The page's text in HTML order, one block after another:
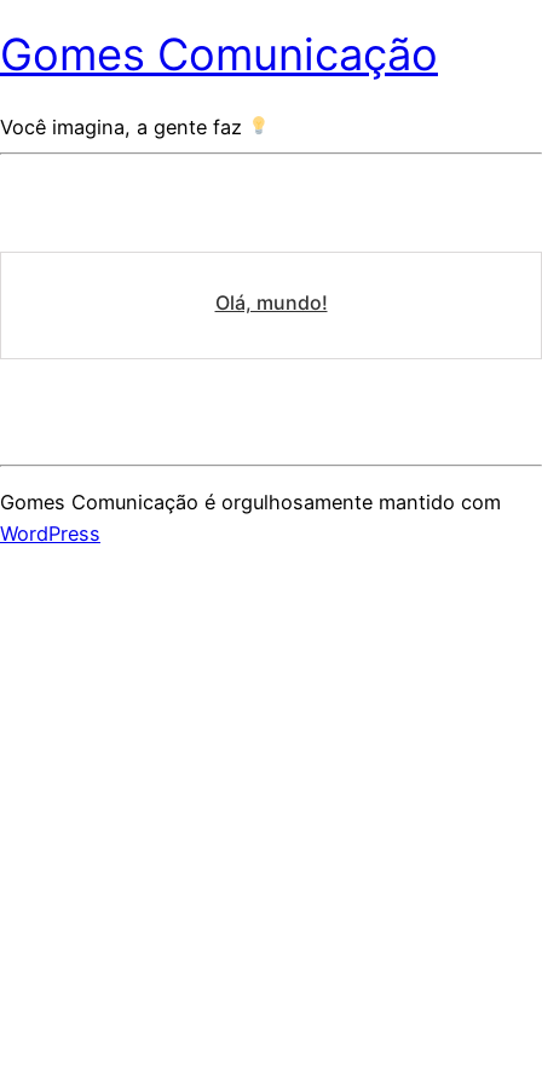
Gomes Comunicação
Você imagina, a gente faz
Olá, mundo!
Gomes Comunicação é orgulhosamente mantido com
WordPress